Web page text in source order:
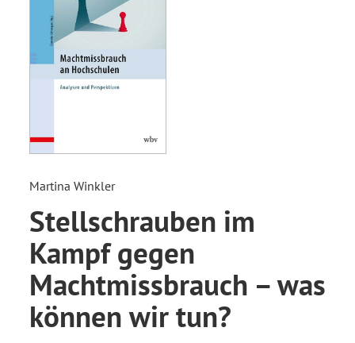
Martina Winkler
Stellschrauben im
Kampf gegen
Machtmissbrauch – was
können wir tun?